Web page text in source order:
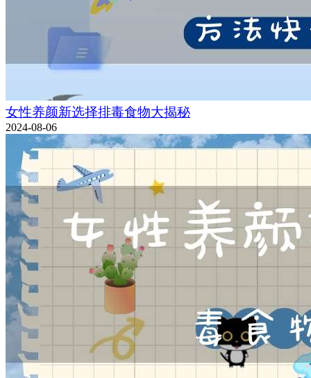
女性养颜新选择排毒食物大揭秘
2024-08-06